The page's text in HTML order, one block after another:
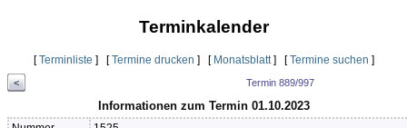
Terminkalender
[Terminliste ] [Termine drucken ] [ Monatsblatt] [Termine suchen ]
< Termin 889/997
Informationen zum Termin 01.10.2023